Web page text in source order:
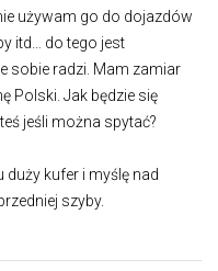
używam go do dojazdów
itd… do tego jest
sobie radzi. Mam zamiar
Polski. Jak będzie się
jeśli można spytać?
duży kufer i myślę nad
szyby.